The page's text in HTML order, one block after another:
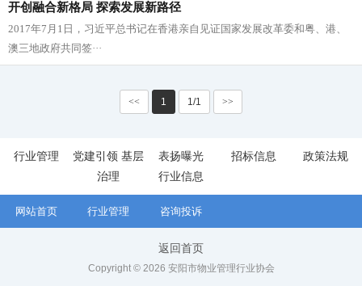
开创融合新格局 探索发展新路径
2017年7月1日，习近平总书记在香港亲自见证国家发展改革委和粤、港、
澳三地政府共同签···
<< 1 1/1 >>
行业管理
党建引领 基层
治理
表扬曝光 招标信息
政策法规
行业信息
网站首页 行业管理 咨询投诉
返回首页
Copyright © 2026 安阳市物业管理行业协会